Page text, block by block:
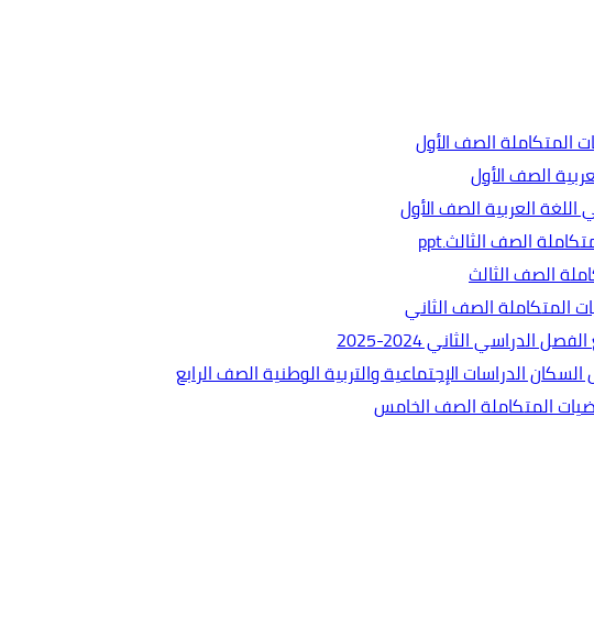
الصف الأول
العربية الصف الأول
المتكاملة الصف الثاني
الثاني 2024-2025
الدراسات الإجتماعية والتربية الوطنية الصف الرابع
المتكاملة الصف الخامس